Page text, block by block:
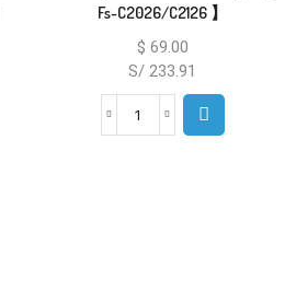
Fs-C2026/C2126 】
$ 69.00
S/ 233.91